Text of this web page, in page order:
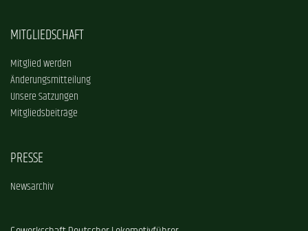
MITGLIEDSCHAFT
Mitglied werden
Änderungsmitteilung
Unsere Satzungen
Mitgliedsbeiträge
PRESSE
Newsarchiv